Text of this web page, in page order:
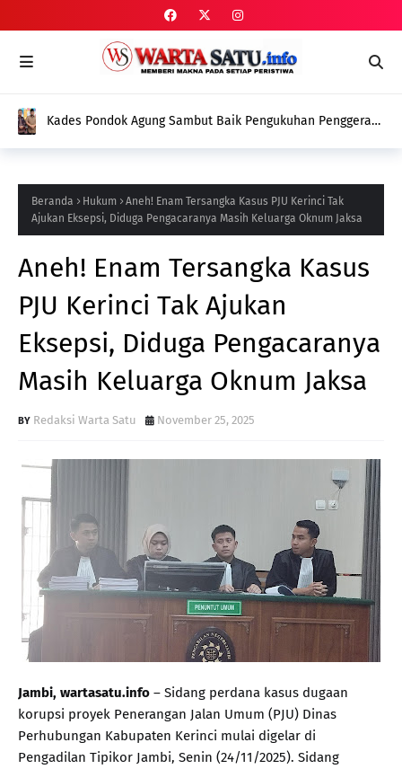
Kades Pondok Agung Sambut Baik Pengukuhan Penggerak
Beranda Hukum
Aneh! Enam Tersangka Kasus PJU Kerinci Tak
Ajukan Eksepsi, Diduga Pengacaranya Masih Keluarga Oknum Jaksa
Aneh! Enam Tersangka Kasus
PJU Kerinci Tak Ajukan
Eksepsi, Diduga Pengacaranya
Masih Keluarga Oknum Jaksa
Redaksi Warta Satu November 25, 2025
Jambi, wartasatu.info – Sidang perdana kasus dugaan
korupsi proyek Penerangan Jalan Umum (PJU) Dinas
Perhubungan Kabupaten Kerinci mulai digelar di
Pengadilan Tipikor Jambi, Senin (24/11/2025). Sidang